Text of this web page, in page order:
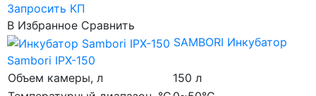
Запросить КП
В Избранное Сравнить
SAMBORI Инкубатор
Sambori IPX-150
Объем камеры, л
150 л